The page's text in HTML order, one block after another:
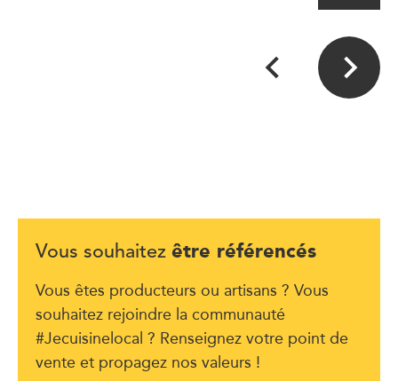
Vous souhaitez être référencés
Vous êtes producteurs ou artisans ? Vous
souhaitez rejoindre la communauté
#Jecuisinelocal ? Renseignez votre point de
vente et propagez nos valeurs !